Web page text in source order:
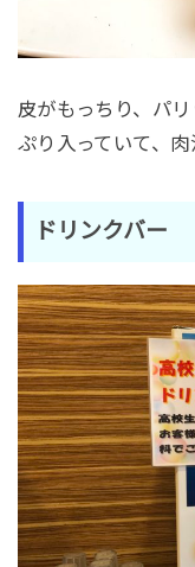
皮がもっちり、パ
ぷり入っていて、肉
ドリンクバー